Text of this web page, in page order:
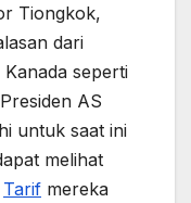
Tiongkok,
dari
seperti
AS
untuk saat ini
melihat
Tarif mereka